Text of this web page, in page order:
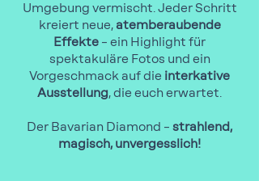
Umgebung vermischt. Jeder Schritt
kreiert neue, atemberaubende
Effekte – ein Highlight für
spektakuläre Fotos und ein
Vorgeschmack auf die interkative
Ausstellung, die euch erwartet.
Der Bavarian Diamond – strahlend,
magisch, unvergesslich!